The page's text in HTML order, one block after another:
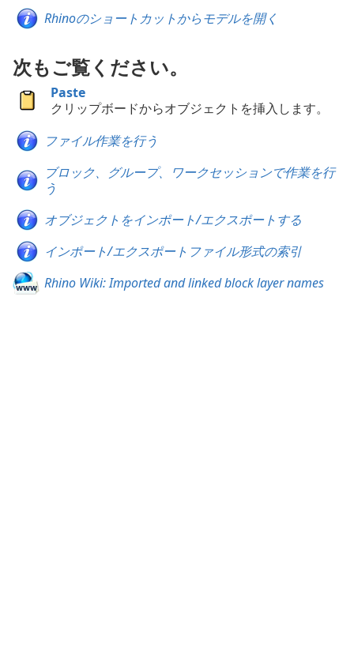
Rhinoのショートカットからモデルを開く
次もご覧ください。
Paste
クリップボードからオブジェクトを挿入します。
ファイル作業を行う
ブロック、グループ、ワークセッションで作業を行
う
オブジェクトをインポート/エクスポートする
インポート/エクスポートファイル形式の索引
Rhino Wiki: Imported and linked block layer names